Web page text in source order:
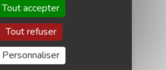
Tout accepter
Tout refuser
Personnaliser